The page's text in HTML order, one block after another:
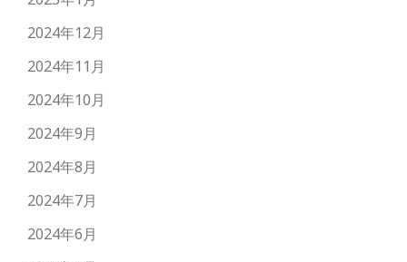
2024年12月
2024年11月
2024年10月
2024年9月
2024年8月
2024年7月
2024年6月